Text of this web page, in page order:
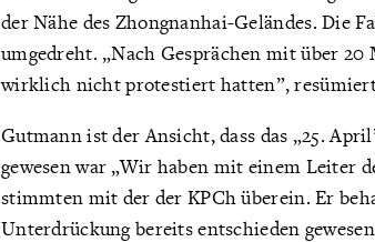
der Nähe des Zhongnanhai-Geländes. Die
umgedreht. „Nach Gesprächen mit über 20
wirklich nicht protestiert hatten”,
Gutmann ist der Ansicht, dass das „25.
gewesen war „Wir haben mit einem Leiter
stimmten mit der der KPCh überein. Er
Unterdrückung bereits entschieden